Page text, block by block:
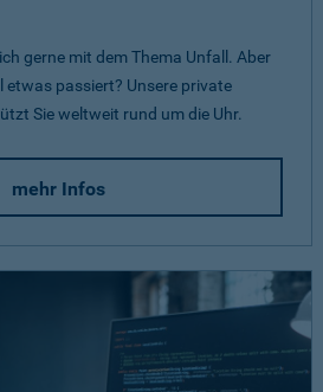
gerne mit dem Thema Unfall. Aber
etwas passiert? Unsere private
Sie weltweit rund um die Uhr.
mehr Infos